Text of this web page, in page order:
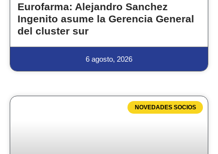
Eurofarma: Alejandro Sanchez
Ingenito asume la Gerencia General
del cluster sur
6 agosto, 2026
NOVEDADES SOCIOS